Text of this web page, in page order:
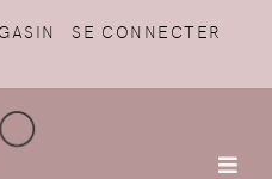
SE CONNECTER